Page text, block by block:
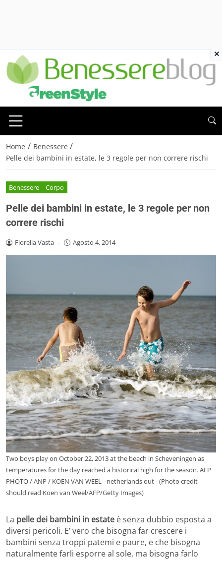
Home / Benessere /
Pelle dei bambini in estate, le 3 regole per non correre rischi
Benessere Corpo
Pelle dei bambini in estate, le 3 regole per non
correre rischi
Fiorella Vasta - Agosto 4, 2014
Two boys play on October 22, 2013 at the beach in Scheveningen as
temperatures for the day reached a historical high for the season. AFP
PHOTO / ANP / KOEN VAN WEEL - netherlands out - (Photo credit
should read Koen van Weel/AFP/Getty Images)
La pelle dei bambini in estate è senza dubbio esposta a
diversi pericoli. E’ vero che bisogna far crescere i
bambini senza troppi patemi e paure, e che bisogna
naturalmente farli esporre al sole, ma bisogna farlo
×